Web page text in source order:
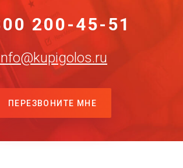
200-45-51
ПЕРЕЗВОНИТЕ МНЕ